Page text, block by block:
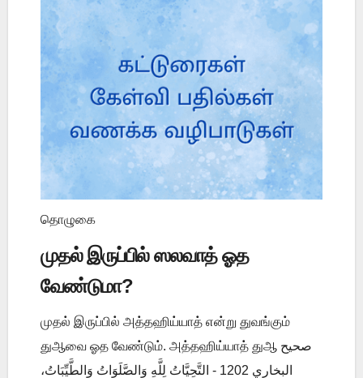
தொழுகை
முதல் இருப்பில் ஸலவாத் ஓத
வேண்டுமா?
முதல் இருப்பில் அத்தஹிய்யாத் என்று துவங்கும்
துஆவை ஓத வேண்டும். அத்தஹிய்யாத் துஆ صحيح
البخاري 1202 - التَّحِيَّاتُ لِلَّهِ وَالصَّلَوَاتُ وَالطَّيِّبَاتُ،